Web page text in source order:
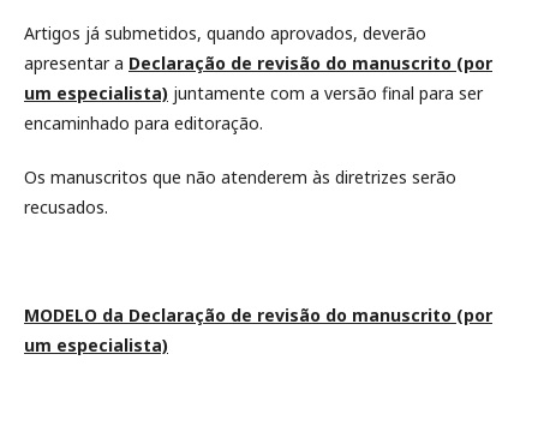
Artigos já submetidos, quando aprovados, deverão
apresentar a Declaração de revisão do manuscrito (por
um especialista) juntamente com a versão final para ser
encaminhado para editoração.
Os manuscritos que não atenderem às diretrizes serão
recusados.
MODELO da Declaração de revisão do manuscrito (por
um especialista)